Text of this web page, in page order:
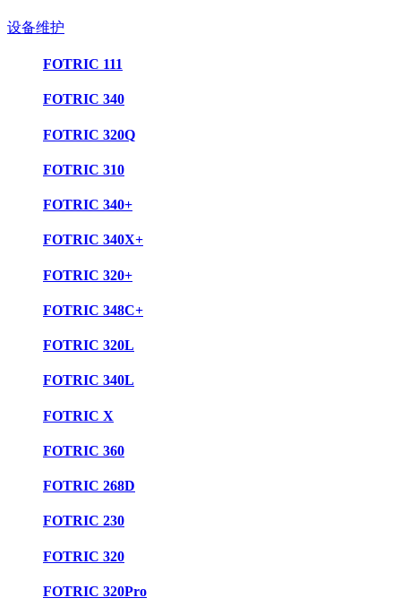
设备维护
FOTRIC 111
FOTRIC 340
FOTRIC 320Q
FOTRIC 310
FOTRIC 340+
FOTRIC 340X+
FOTRIC 320+
FOTRIC 348C+
FOTRIC 320L
FOTRIC 340L
FOTRIC X
FOTRIC 360
FOTRIC 268D
FOTRIC 230
FOTRIC 320
FOTRIC 320Pro